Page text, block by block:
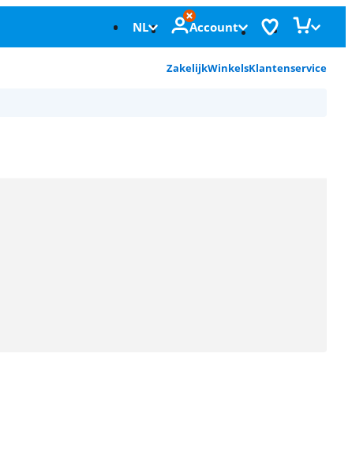
NL Account
ZakelijkWinkelsKlantenservice